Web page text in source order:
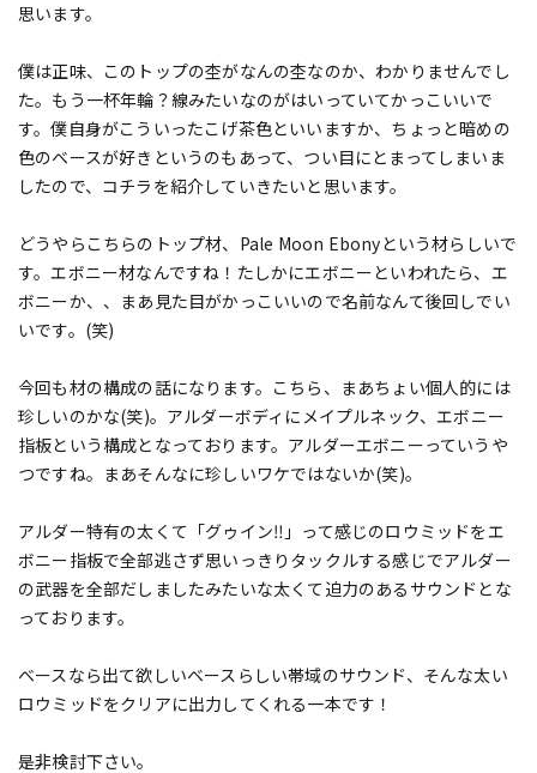
思います。
僕は正味、このトップの杢がなんの杢なのか、わかりませんでし
た。もう一杯年輪？線みたいなのがはいっていてかっこいいで
す。僕自身がこういったこげ茶色といいますか、ちょっと暗めの
色のベースが好きというのもあって、つい目にとまってしまいま
したので、コチラを紹介していきたいと思います。
どうやらこちらのトップ材、Pale Moon Ebonyという材らしいで
す。エボニー材なんですね！たしかにエボニーといわれたら、エ
ボニーか、、まあ見た目がかっこいいので名前なんて後回しでい
いです。(笑)
今回も材の構成の話になります。こちら、まあちょい個人的には
珍しいのかな(笑)。アルダーボディにメイプルネック、エボニー
指板という構成となっております。アルダーエボニーっていうや
つですね。まあそんなに珍しいワケではないか(笑)。
アルダー特有の太くて「グゥイン‼」って感じのロウミッドをエ
ボニー指板で全部逃さず思いっきりタックルする感じでアルダー
の武器を全部だしましたみたいな太くて迫力のあるサウンドとな
っております。
ベースなら出て欲しいベースらしい帯域のサウンド、そんな太い
ロウミッドをクリアに出力してくれる一本です！
是非検討下さい。